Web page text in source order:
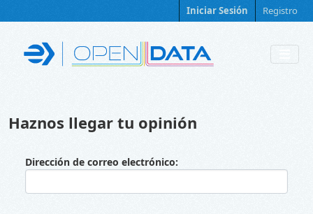
Iniciar Sesión Registro
Haznos llegar tu opinión
Dirección de correo electrónico